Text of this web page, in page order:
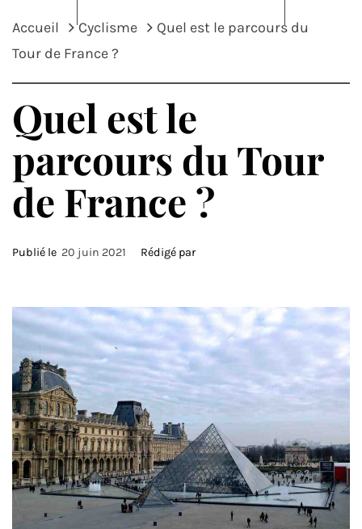
Accueil Cyclisme
Quel est le parcours du
Tour de France ?
Quel est le
parcours du Tour
de France ?
Publié le 20 juin 2021 Rédigé par